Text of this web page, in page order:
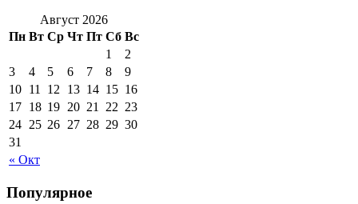
Август 2026
Пн Вт Ср Чт Пт Сб Вс
« Окт
1
2
3
4 5 6 7 8
9
10 11 12 13 14 15 16
17 18 19 20 21 22 23
24 25 26 27 28 29 30
31
Популярное